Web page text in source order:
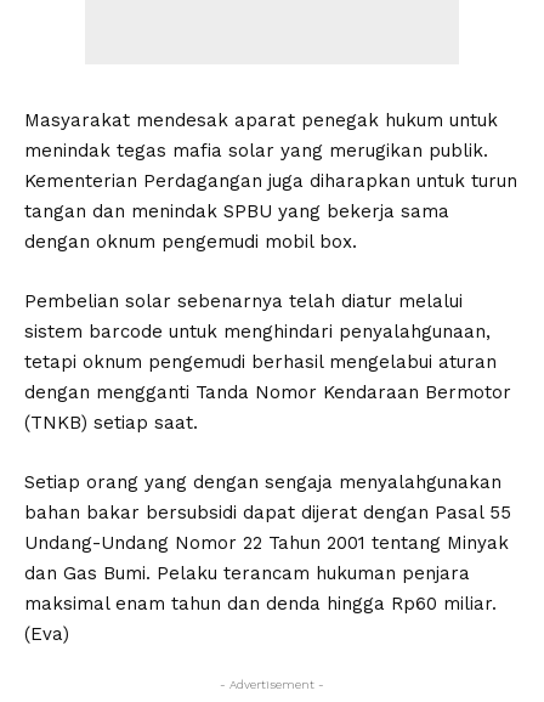
Masyarakat mendesak aparat penegak hukum untuk
menindak tegas mafia solar yang merugikan publik.
Kementerian Perdagangan juga diharapkan untuk turun
tangan dan menindak SPBU yang bekerja sama
dengan oknum pengemudi mobil box.
Pembelian solar sebenarnya telah diatur melalui
sistem barcode untuk menghindari penyalahgunaan,
tetapi oknum pengemudi berhasil mengelabui aturan
dengan mengganti Tanda Nomor Kendaraan Bermotor
(TNKB) setiap saat.
Setiap orang yang dengan sengaja menyalahgunakan
bahan bakar bersubsidi dapat dijerat dengan Pasal 55
Undang-Undang Nomor 22 Tahun 2001 tentang Minyak
dan Gas Bumi. Pelaku terancam hukuman penjara
maksimal enam tahun dan denda hingga Rp60 miliar.
(Eva)
- Advertisement -